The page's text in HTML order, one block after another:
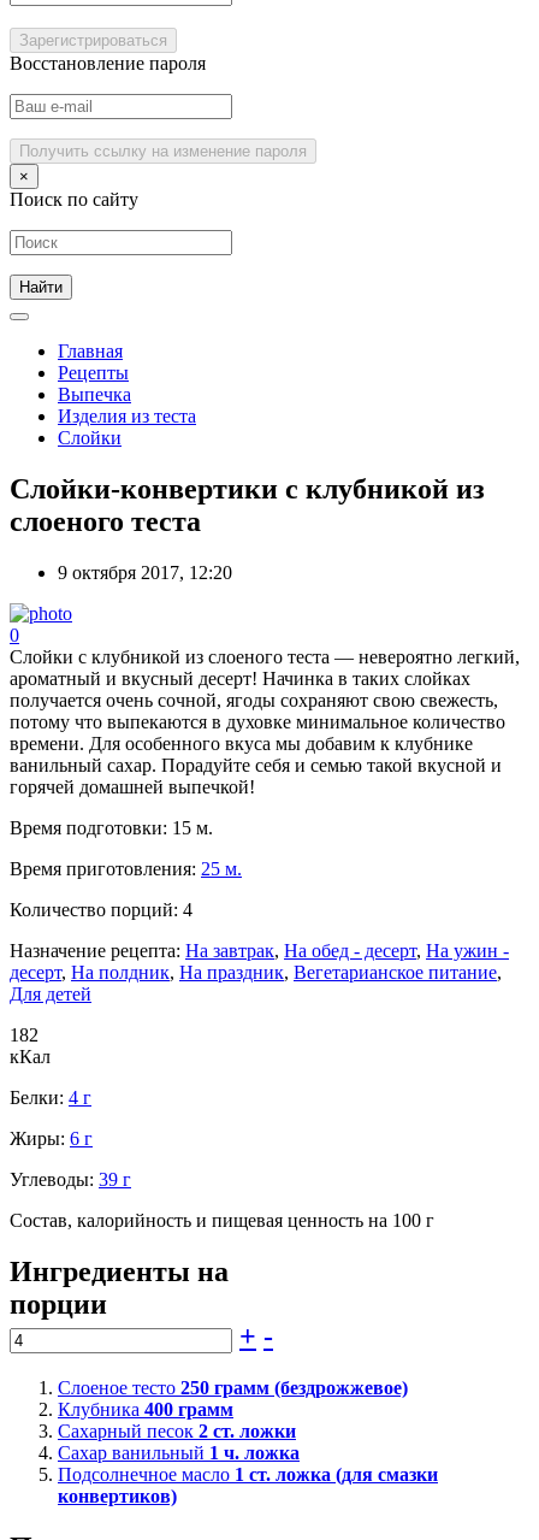
Зарегистрироваться
Восстановление пароля
Получить ссылку на изменение пароля
×
Поиск по сайту
Главная
Рецепты
Выпечка
Изделия из теста
Слойки
Слойки-конвертики с клубникой из
слоеного теста
9 октября 2017, 12:20
0
Слойки с клубникой из слоеного теста — невероятно легкий,
ароматный и вкусный десерт! Начинка в таких слойках
получается очень сочной, ягоды сохраняют свою свежесть,
потому что выпекаются в духовке минимальное количество
времени. Для особенного вкуса мы добавим к клубнике
ванильный сахар. Порадуйте себя и семью такой вкусной и
горячей домашней выпечкой!
Время подготовки: 15 м.
Время приготовления: 25 м.
Количество порций: 4
Назначение рецепта: На завтрак, На обед - десерт, На ужин -
десерт, На полдник, На праздник, Вегетарианское питание,
Для детей
182
кКал
Белки: 4 г
Жиры: 6 г
Углеводы: 39 г
Состав, калорийность и пищевая ценность на 100 г
Ингредиенты на
порции
+ -
Слоеное тесто 250 грамм (бездрожжевое)
Клубника 400 грамм
Сахарный песок 2 ст. ложки
Сахар ванильный 1 ч. ложка
Подсолнечное масло 1 ст. ложка (для смазки
конвертиков)